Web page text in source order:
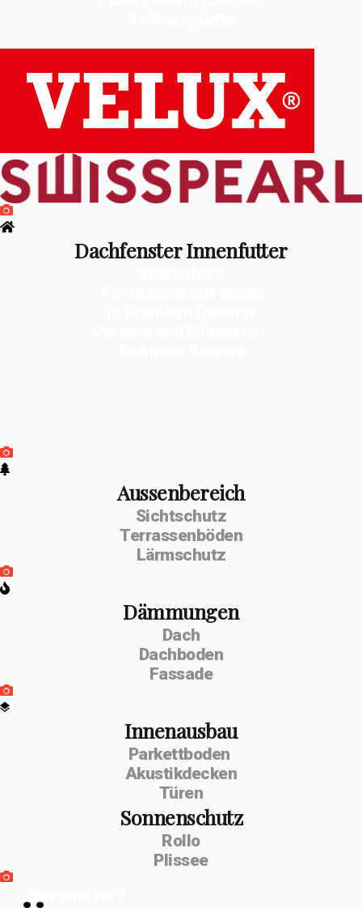
Dachfenster Innenfutter
Aussenbereich
Sichtschutz
Terrassenböden
Lärmschutz
Dämmungen
Dach
Dachboden
Fassade
Innenausbau
Parkettboden
Akustikdecken
Türen
Sonnenschutz
Rollo
Plissee